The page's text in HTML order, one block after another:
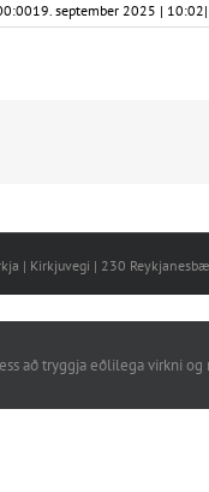
19. september 2025 | 10:02|
| Kirkjuvegi | 230
að tryggja eðlilega virkni